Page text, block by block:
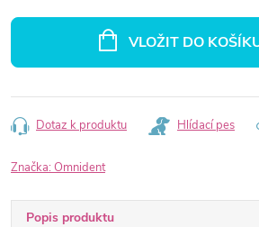
VLOŽIT DO
Dotaz k produktu Hlídací pes
Značka: Omnident
Popis produktu